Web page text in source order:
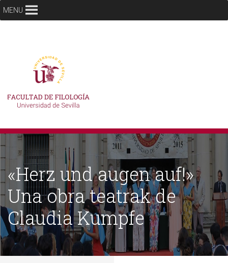
MENU
«Herz und augen auf!»
Una obra teatrak de
Claudia Kumpfe